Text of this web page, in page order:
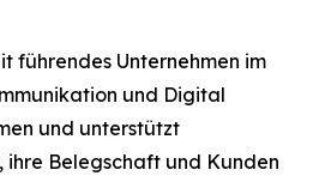
führendes Unternehmen im
und Digital
und unterstützt
Belegschaft und Kunden